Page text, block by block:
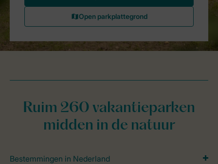
Ruim 260 vakantieparken
midden in de natuur
Bestemmingen in Nederland